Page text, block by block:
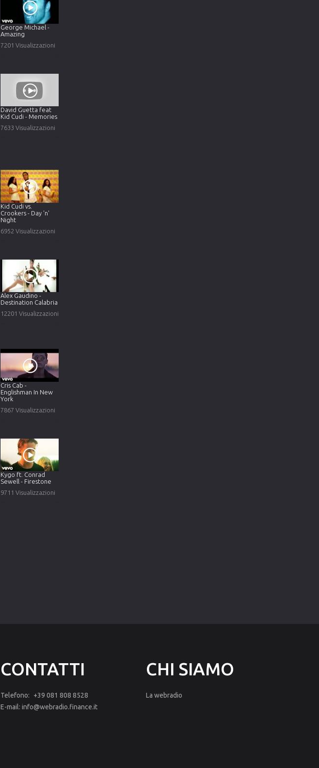
George Michael -
Amazing
7201 Visualizzazioni
David Guetta feat
Kid Cudi - Memories
7633 Visualizzazioni
Kid Cudi vs.
Crookers - Day 'n'
Night
6952 Visualizzazioni
Alex Gaudino -
Destination Calabria
12201 Visualizzazioni
Cris Cab -
Englishman In New
York
7867 Visualizzazioni
Kygo ft. Conrad
Sewell - Firestone
9711 Visualizzazioni
CONTATTI
Telefono:
+39 081 808 8528
E-mail: info@webradio.finance.it
CHI SIAMO
La webradio